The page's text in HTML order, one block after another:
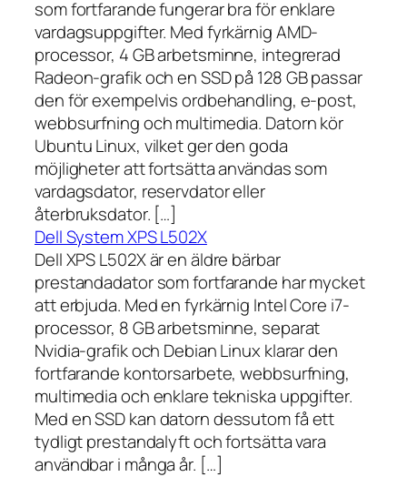
som fortfarande fungerar bra för enklare
vardagsuppgifter. Med fyrkärnig AMD-
processor, 4 GB arbetsminne, integrerad
Radeon-grafik och en SSD på 128 GB passar
den för exempelvis ordbehandling, e-post,
webbsurfning och multimedia. Datorn kör
Ubuntu Linux, vilket ger den goda
möjligheter att fortsätta användas som
vardagsdator, reservdator eller
återbruksdator. […]
Dell System XPS L502X
Dell XPS L502X är en äldre bärbar
prestandadator som fortfarande har mycket
att erbjuda. Med en fyrkärnig Intel Core i7-
processor, 8 GB arbetsminne, separat
Nvidia-grafik och Debian Linux klarar den
fortfarande kontorsarbete, webbsurfning,
multimedia och enklare tekniska uppgifter.
Med en SSD kan datorn dessutom få ett
tydligt prestandalyft och fortsätta vara
användbar i många år. […]